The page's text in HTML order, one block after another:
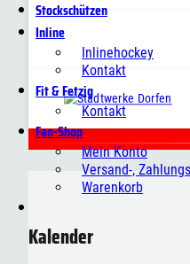
Stockschützen
Inline
Inlinehockey
Kontakt
Fit & Fetzig
Kontakt
Fan-Shop
Mein Konto
Versand-,
Warenkorb
Kalender